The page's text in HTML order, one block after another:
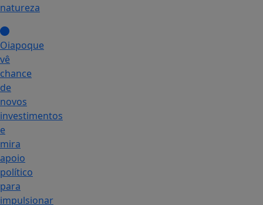
natureza
Oiapoque
vê
chance
de
novos
investimentos
e
mira
apoio
político
para
impulsionar